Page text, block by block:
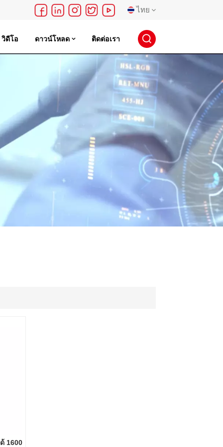
ไทย
English
français
русский
español
português
日本語
วิดีโอ ดาวน์โหลด ติดต่อเรา
1600